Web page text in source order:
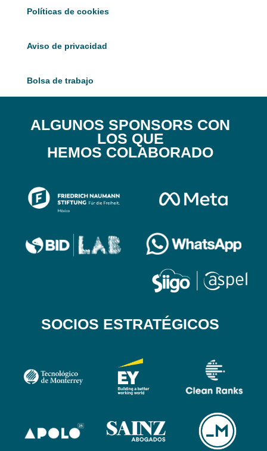
Políticas de cookies
Aviso de privacidad
Bolsa de trabajo
ALGUNOS SPONSORS CON
LOS QUE
HEMOS COLABORADO
SOCIOS ESTRATÉGICOS